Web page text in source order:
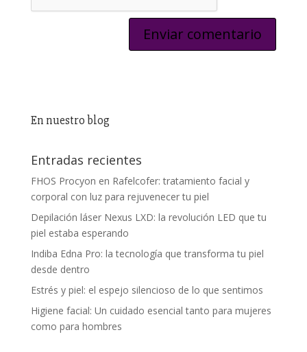
En nuestro blog
Entradas recientes
FHOS Procyon en Rafelcofer: tratamiento facial y
corporal con luz para rejuvenecer tu piel
Depilación láser Nexus LXD: la revolución LED que tu
piel estaba esperando
Indiba Edna Pro: la tecnología que transforma tu piel
desde dentro
Estrés y piel: el espejo silencioso de lo que sentimos
Higiene facial: Un cuidado esencial tanto para mujeres
como para hombres